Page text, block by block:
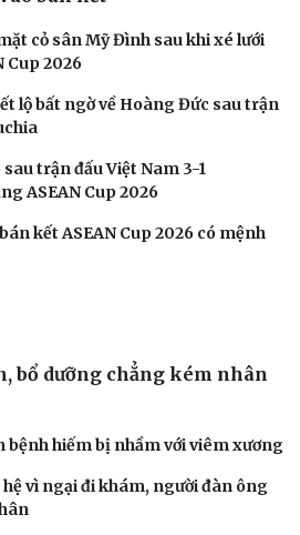
phạt vi phạm hành chính với
mẫu có hành vi bạo hành trẻ em tại
và Hồ Văn Khoa bị khởi tố